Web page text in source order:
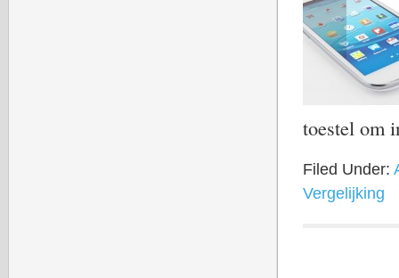
toestel
Filed Under:
Vergelijking